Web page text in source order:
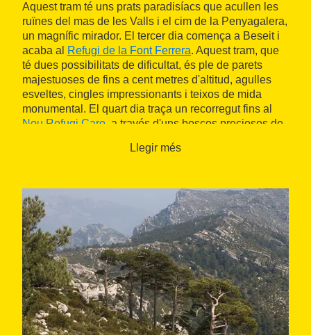
Aquest tram té uns prats paradisíacs que acullen les
ruïnes del mas de les Valls i el cim de la Penyagalera,
un magnífic mirador. El tercer dia comença a Beseit i
acaba al
Refugi de la Font Ferrera. Aquest tram, que
té dues possibilitats de dificultat, és ple de parets
majestuoses de fins a cent metres d'altitud, agulles
esveltes, cingles impressionants i teixos de mida
monumental. El quart dia traça un recorregut fins al
Nou Refugi Caro , a través d'uns boscos preciosos de
formació excavada en un cingle. Finalment, l'últim dia
contemplar el pintoresc racó del Refugi de les Clotes.
La ruta finalitza a l'àrea recreativa de Sant Roc, un
enclavament ideal per relaxar-se.
L'espectacular Parc Natural dels Ports
La ruta dels Estels del Sud es pot ampliar a través de
les 35.000 hectàrees protegides delParc Natural dels
Ports, un massís esculpit en un relleu abrupte ric en
coves, tolls i avencs. Entre les seves espectaculars
falles i encavalcaments, s'hi poden observar cabres
Llegir més